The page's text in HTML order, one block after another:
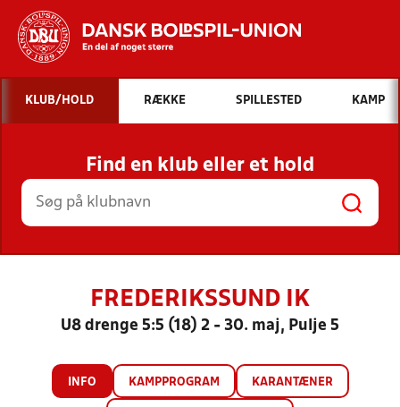
Hvad vil du søge efter?
INDHOLD OG NYHEDER
STILLINGER, RESULTATER, KLUBBER OG
HOLD
KLUB/HOLD RÆKKE SPILLESTED KAMP
Find en klub eller et hold
FREDERIKSSUND IK
U8 drenge 5:5 (18) 2 - 30. maj, Pulje 5
INFO KAMPPROGRAM KARANTÆNER